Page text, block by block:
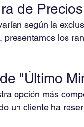
de
según la
presentamos los
"Último
opción más
un cliente ha